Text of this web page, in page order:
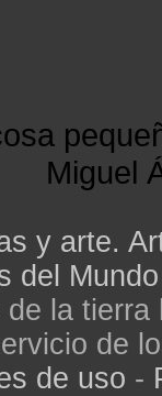
Miguel
y arte.
del Mundo
la
de
de uso -